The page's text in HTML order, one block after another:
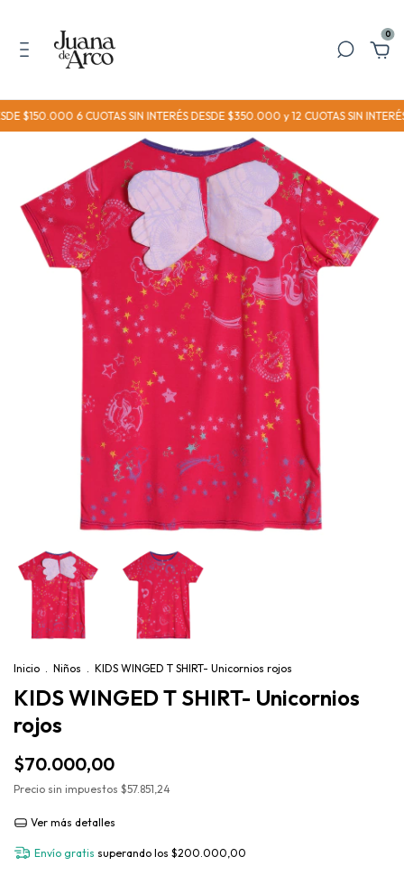
0
6 CUOTAS SIN INTERÉS DESDE $350.000 y 12 CUOTAS SIN INTERÉS
Inicio . Niños . KIDS WINGED T SHIRT- Unicornios rojos
KIDS WINGED T SHIRT- Unicornios
rojos
$70.000,00
Precio sin impuestos $57.851,24
Ver más detalles
Envío gratis superando los $200.000,00